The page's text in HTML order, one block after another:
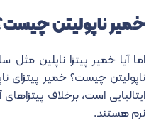
خمیر ناپولیتن
اما آیا خمیر پیتزا ناپلین مثل
ناپولیتن چیست؟ خمیر پیتزای
ایتالیایی است، برخلاف
نرم هستند.